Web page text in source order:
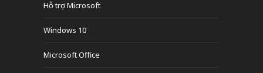
Hỗ trợ Microsoft
Windows 10
Microsoft Office